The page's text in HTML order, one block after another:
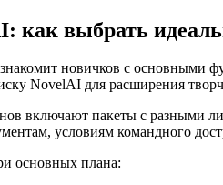
как выбрать
новичков с основными
NovelAI для расширения
включают пакеты с разными
условиям командного
основных плана: